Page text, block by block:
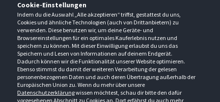
Cookie-Einstellungen
Indem du die Auswahl „Alle akzeptieren“ triffst, gestattest du uns,
Cookies und ähnliche Technologien (auch von Drittanbietern) zu
verwenden. Diese benutzen wir, um deine Geräte- und
Browsereinstellungen für ein optimales Kauferlebnis nutzen und
speichern zu können. Mit dieser Einwilligung erlaubst du uns das
Speichern und Lesen von Informationen auf deinem Endgerät.
Dadurch können wir die Funktionalität unserer Website optimieren.
Ebenso stimmst du damit der weiteren Verarbeitung der gelesen
personenbezogenen Daten und auch deren Übertragung außerhalb der
Europäischen Union zu. Wenn du mehr über unsere
Datenschutzerklärungwissen möchtest, schau dir bitte den dafür
vorgesehenen Abschnitt zu Cookies an. Dort erfährst du auch mehr
Hilfe und Information
Fragen und Antworten (FAQ)
Kontakt
Newsletter
Events
Downloads
Kataloge
UNTERNEHMEN
Über uns
Anfahrt
Ansprechpartner
Außendienstbesuch
Jobs & Ausbildung
KONTAKT
Gröner-Schulze GmbH
Sarirstraße 5
12529 Schönefeld
Berlin-Schönefeld: +49 30 68 29 54-0
ÖFFNUNGSZEITEN
Montag - Donnerstag
9:00 - 17:00
Freitag
9:00 - 15:00
FOLGE UNS